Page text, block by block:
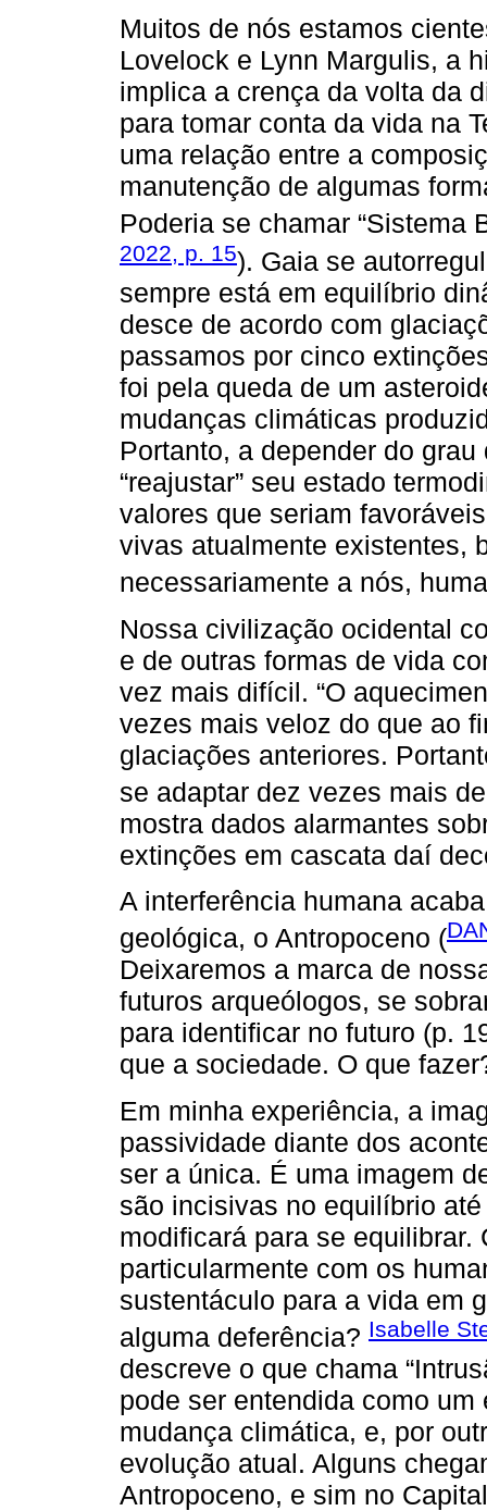
Muitos de nós estamos
Lovelock e Lynn Margulis, a
implica a crença da volta da
para tomar conta da vida na
uma relação entre a
manutenção de algumas
Poderia se chamar “Sistema
2022, p. 15). Gaia se
sempre está em equilíbrio
desce de acordo com
passamos por cinco
foi pela queda de um
mudanças climáticas
Portanto, a depender do
“reajustar” seu estado
valores que seriam
vivas atualmente existentes,
necessariamente a nós,
Nossa civilização ocidental
e de outras formas de vida
vez mais difícil. “O
vezes mais veloz do que ao
glaciações anteriores.
se adaptar dez vezes mais
mostra dados alarmantes
extinções em cascata daí
A interferência humana
geológica, o Antropoceno (
Deixaremos a marca de
futuros arqueólogos, se
para identificar no futuro (p.
que a sociedade. O que
Em minha experiência, a
passividade diante dos
ser a única. É uma imagem
são incisivas no equilíbrio
modificará para se
particularmente com os
sustentáculo para a vida em
alguma deferência? Isabelle
descreve o que chama
pode ser entendida como
mudança climática, e, por
evolução atual. Alguns
Antropoceno, e sim no